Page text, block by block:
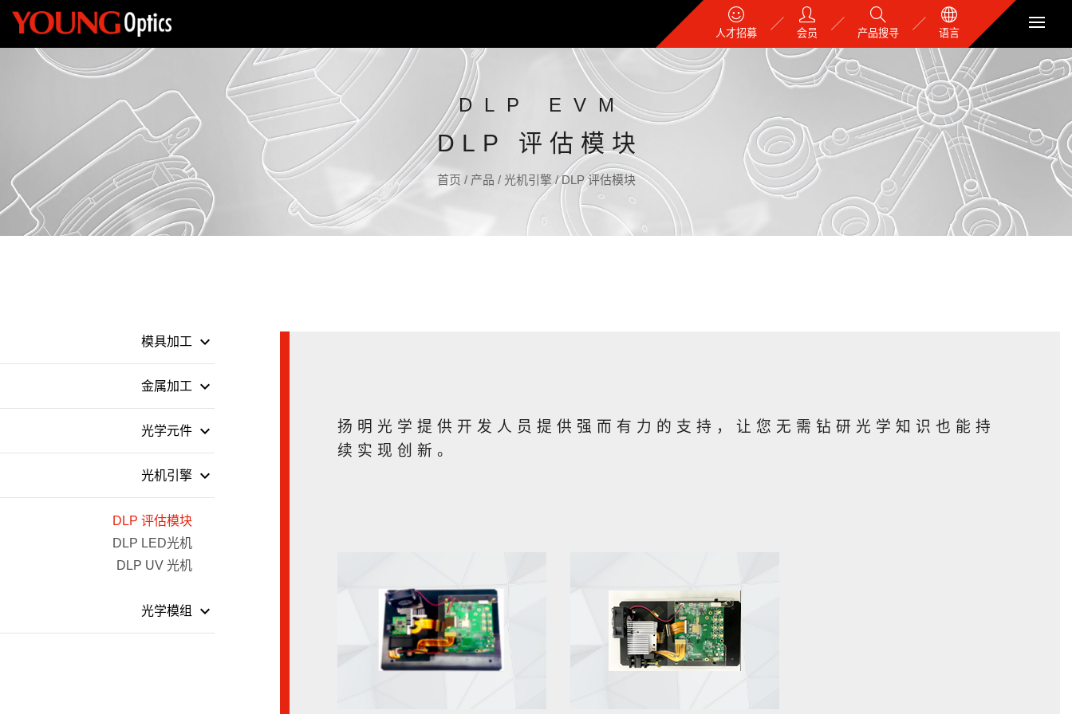
人才招募 会员 产品搜寻 语言
DLP EVM
DLP 评估模块
首页 / 产品 / 光机引擎/ DLP 评估模块
模具加工 keyboard_arrow_down
金属加工 keyboard_arrow_down
光学元件 keyboard_arrow_down
光机引擎 keyboard_arrow_down
DLP 评估模块
DLP LED光机
DLP UV 光机
光学模组 keyboard_arrow_down
扬明光学提供开发人员提供强而有力的支持，让您无需钻研光学知识也能持
续实现创新。